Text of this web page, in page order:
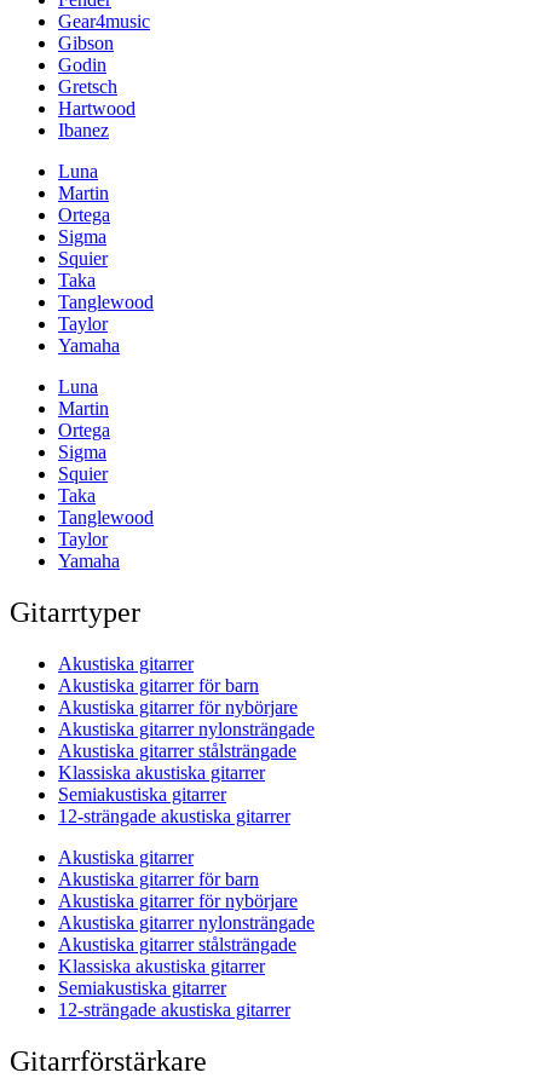
Gear4music
Gibson
Godin
Gretsch
Hartwood
Ibanez
Luna
Martin
Ortega
Sigma
Squier
Taka
Tanglewood
Taylor
Yamaha
Luna
Martin
Ortega
Sigma
Squier
Taka
Tanglewood
Taylor
Yamaha
Gitarrtyper
Akustiska gitarrer
Akustiska gitarrer för barn
Akustiska gitarrer för nybörjare
Akustiska gitarrer nylonsträngade
Akustiska gitarrer stålsträngade
Klassiska akustiska gitarrer
Semiakustiska gitarrer
12-strängade akustiska gitarrer
Akustiska gitarrer
Akustiska gitarrer för barn
Akustiska gitarrer för nybörjare
Akustiska gitarrer nylonsträngade
Akustiska gitarrer stålsträngade
Klassiska akustiska gitarrer
Semiakustiska gitarrer
12-strängade akustiska gitarrer
Gitarrförstärkare